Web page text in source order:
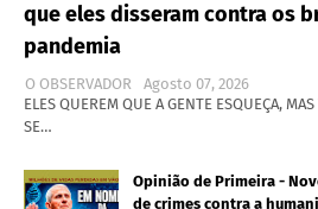
que eles disseram contra os
pandemia
O OBSERVADOR
Agosto 07, 2026
ELES QUEREM QUE A GENTE ESQUEÇA,
SE…
Opinião de Primeira -
de crimes contra a